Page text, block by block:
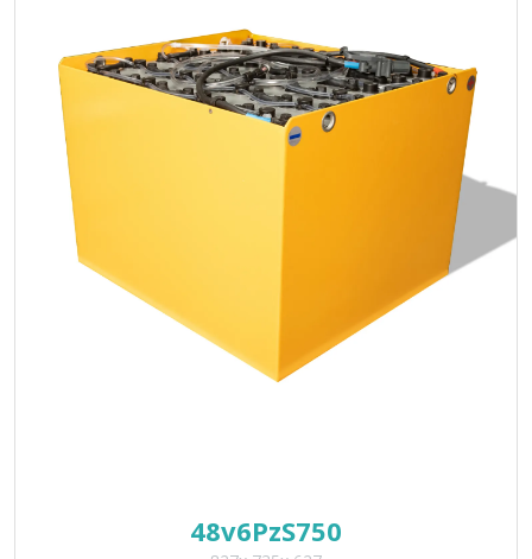
48v6PzS750